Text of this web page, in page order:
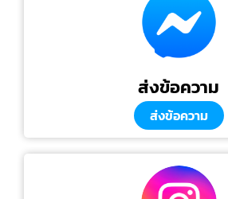
ส่งข้อความ
ส่งข้อความ